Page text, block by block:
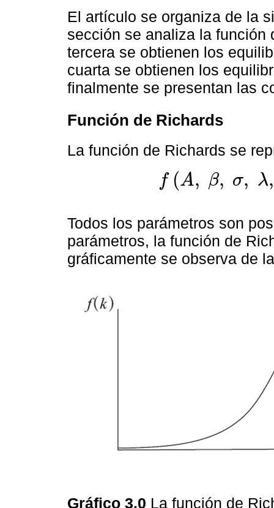
El artículo se organiza de la
sección se analiza la función
tercera se obtienen los
cuarta se obtienen los
finalmente se presentan las
Función de Richards
La función de Richards se
f (A, β, σ, λ,
A β, σ, λ, =A1± β-σ k
Todos los parámetros son
parámetros, la función de
gráficamente se observa de
Gráfico 3.0 La función de